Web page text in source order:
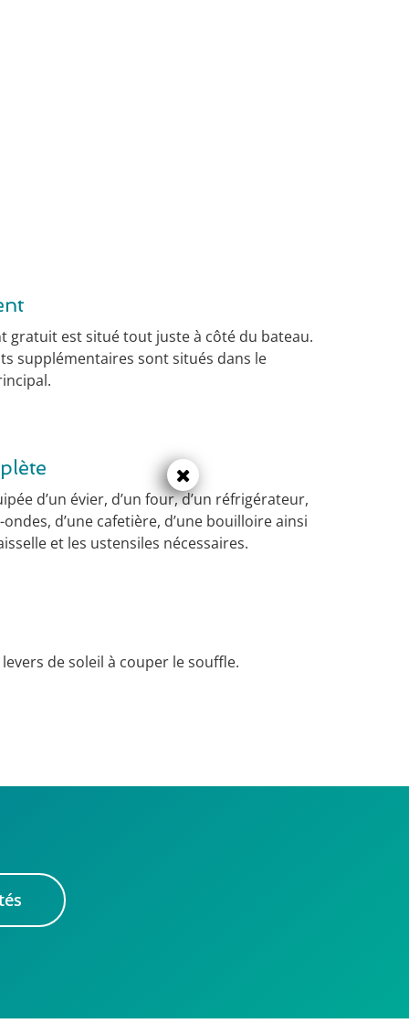
gratuit est situé tout juste à côté du bateau.
supplémentaires sont situés dans le
d’un évier, d’un four, d’un réfrigérateur,
d’une cafetière, d’une bouilloire ainsi
et les ustensiles nécessaires.
de soleil à couper le souffle.